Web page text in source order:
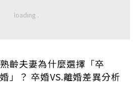
熟齡夫妻為什麼選擇「卒
婚」？ 卒婚VS.離婚差異分析